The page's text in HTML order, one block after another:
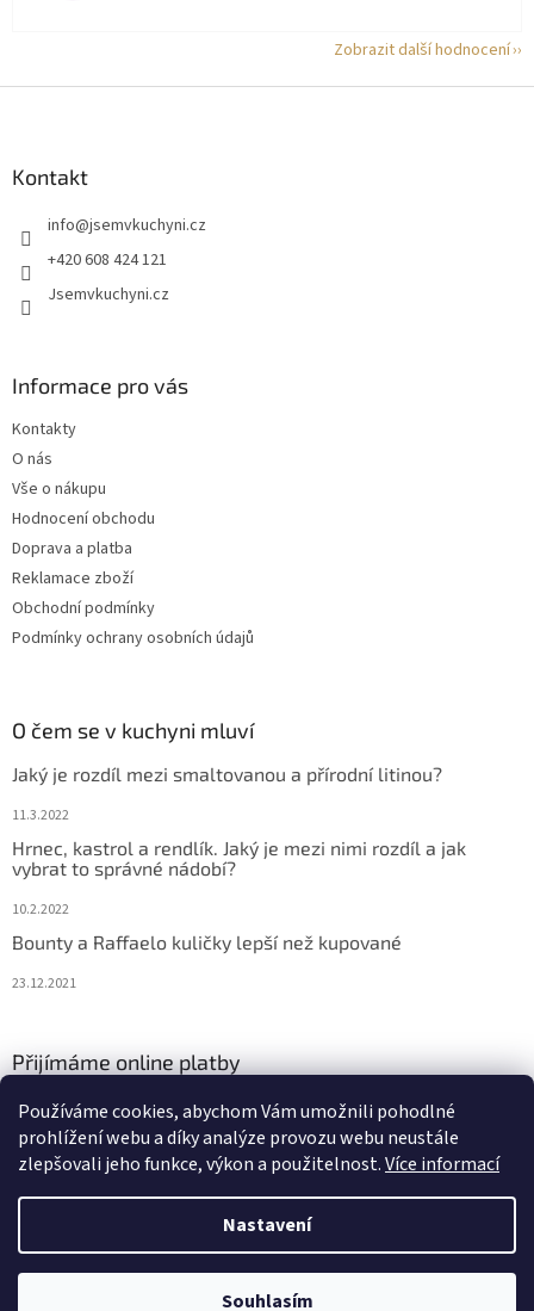
Používáme cookies, abychom Vám umožnili pohodlné
prohlížení webu a díky analýze provozu webu neustále
zlepšovali jeho funkce, výkon a použitelnost.Více informací
Nastavení
Souhlasím
Zobrazit další hodnocení
Kontakt
info@jsemvkuchyni.cz
+420 608 424 121
Jsemvkuchyni.cz
Informace pro vás
Kontakty
O nás
Vše o nákupu
Hodnocení obchodu
Doprava a platba
Reklamace zboží
Obchodní podmínky
Podmínky ochrany osobních údajů
O čem se v kuchyni mluví
Jaký je rozdíl mezi smaltovanou a přírodní litinou?
11.3.2022
Hrnec, kastrol a rendlík. Jaký je mezi nimi rozdíl a jak
vybrat to správné nádobí?
10.2.2022
Bounty a Raffaelo kuličky lepší než kupované
23.12.2021
Přijímáme online platby
Vytvořil Shoptet
Jsem v kuchyni. Všechna práva vyhrazena.